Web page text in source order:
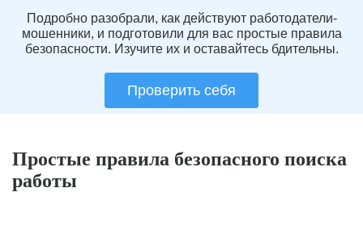
Подробно разобрали, как действуют работодатели-
мошенники, и подготовили для вас простые правила
безопасности. Изучите их и оставайтесь бдительны.
Проверить себя
Простые правила безопасного поиска
работы